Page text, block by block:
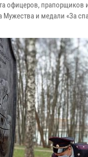
прапорщиков
и медали «За